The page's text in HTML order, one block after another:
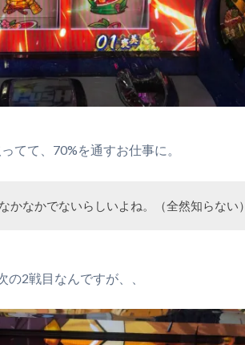
てて、70%を通すお仕事に。
かなかでないらしいよね。（全然知らない）
2戦目なんですが、、